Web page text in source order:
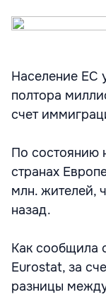
Население ЕС
полтора
счет
По состоянию
странах
млн. жителей,
назад.
Как сообщила
Eurostat, за
разницы